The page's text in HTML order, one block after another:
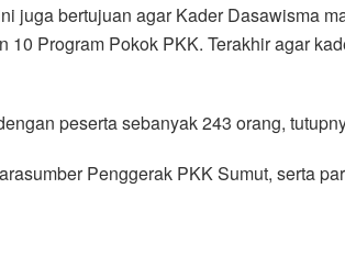
juga bertujuan agar Kader Dasawisma
Program Pokok PKK. Terakhir agar
peserta sebanyak 243 orang,
Penggerak PKK Sumut, serta